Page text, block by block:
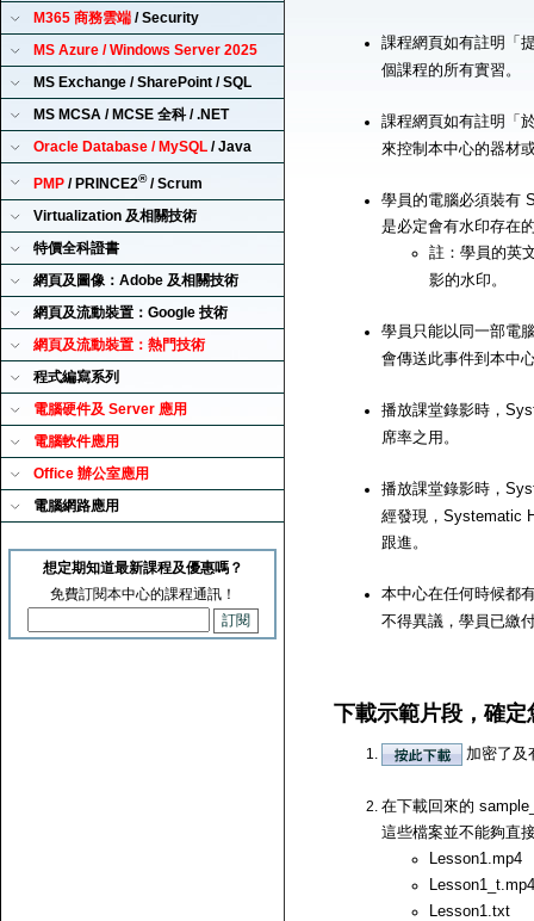
M365 商務雲端 / Security
MS Azure / Windows Server 2025
MS Exchange / SharePoint / SQL
MS MCSA / MCSE 全科 / .NET
Oracle Database / MySQL / Java
PMP / PRINCE2®/ Scrum
Virtualization 及相關技術
特價全科證書
網頁及圖像：Adobe 及相關技術
網頁及流動裝置：Google 技術
網頁及流動裝置：熱門技術
程式編寫系列
電腦硬件及 Server 應用
電腦軟件應用
Office 辦公室應用
電腦網路應用
想定期知道最新課程及優惠嗎？
免費訂閱本中心的課程通訊！
課程網頁如有註明「
個課程的所有實習。
課程網頁如有註明「
來控制本中心的器材
學員的電腦必須裝有
是必定會有水印存在
註：學員的英
影的水印。
學員只能以同一部電
會傳送此事件到本中
播放課堂錄影時，
席率之用。
播放課堂錄影時，
經發現，Systematic
跟進。
本中心在任何時候都
不得異議，學員已繳
下載示範片段，確
加密了及
在下載回來的
這些檔案並不能夠直
Lesson1.mp4
Lesson1_t.mp4
Lesson1.txt